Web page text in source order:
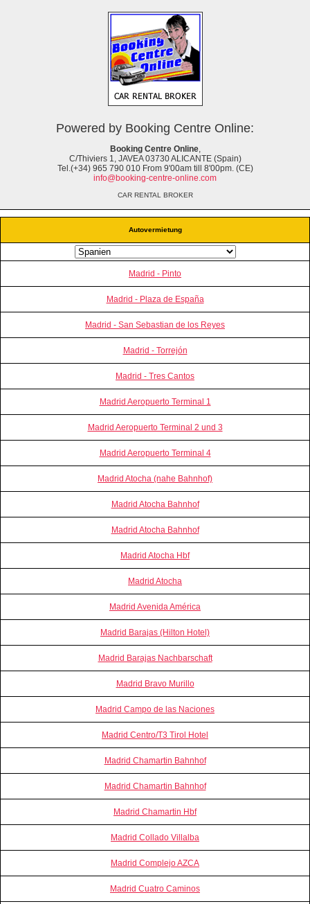
Autovermietung
Madrid - Pinto
Madrid - Plaza de España
Madrid - San Sebastian de los Reyes
Madrid - Torrejón
Madrid - Tres Cantos
Madrid Aeropuerto Terminal 1
Madrid Aeropuerto Terminal 2 und 3
Madrid Aeropuerto Terminal 4
Madrid Atocha (nahe Bahnhof)
Madrid Atocha Bahnhof
Madrid Atocha Bahnhof
Madrid Atocha Hbf
Madrid Atocha
Madrid Avenida América
Madrid Barajas (Hilton Hotel)
Madrid Barajas Nachbarschaft
Madrid Bravo Murillo
Madrid Campo de las Naciones
Madrid Centro/T3 Tirol Hotel
Madrid Chamartin Bahnhof
Madrid Chamartin Bahnhof
Madrid Chamartin Hbf
Madrid Collado Villalba
Madrid Complejo AZCA
Madrid Cuatro Caminos
Powered by Booking Centre Online:
Booking Centre Online,
C/Thiviers 1, JAVEA 03730 ALICANTE (Spain)
Tel.(+34) 965 790 010 From 9'00am till 8'00pm. (CE)
info@booking-centre-online.com
CAR RENTAL BROKER